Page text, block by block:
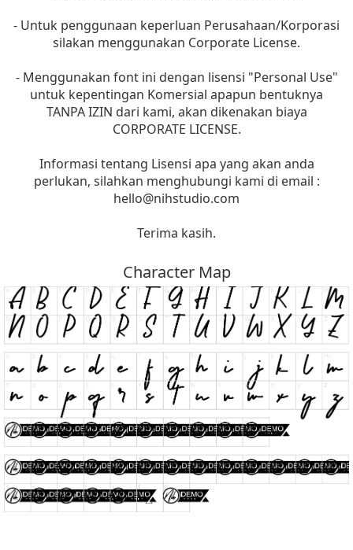
- Untuk penggunaan keperluan Perusahaan/Korporasi
silakan menggunakan Corporate License.
- Menggunakan font ini dengan lisensi "Personal Use"
untuk kepentingan Komersial apapun bentuknya
TANPA IZIN dari kami, akan dikenakan biaya
CORPORATE LICENSE.
Informasi tentang Lisensi apa yang akan anda
perlukan, silahkan menghubungi kami di email :
hello@nihstudio.com
Terima kasih.
Character Map